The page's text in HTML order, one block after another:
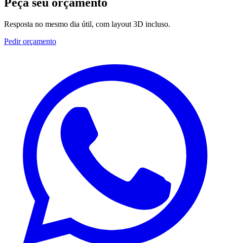
Peça seu orçamento
Resposta no mesmo dia útil, com layout 3D incluso.
Pedir orçamento